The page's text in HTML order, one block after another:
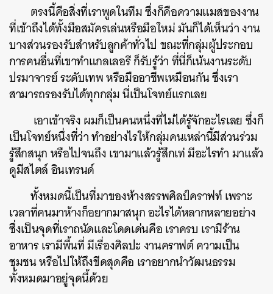
ตรงนี้คือสิ่งที่เราพูดในทีม ซึ่งก็คือความแมสของงาน
ที่เข้าถึงได้ทั้งมือสมัครเล่นหรือมือใหม่ มันก็ได้เห็นว่า งาน
บางส่วนรองรับสำหรับลูกค้าทั่วไป ขณะที่กลุ่มผู้ประกอบ
การคนอื่นที่เขาทำแกลเลอรี ก็รับรู้ว่า ที่นี่ก็เน้นงานระดับ
ปรมาจารย์ ระดับเทพ หรือมืออาชีพเหมือนกัน ซึ่งเรา
สามารถรองรับได้ทุกกลุ่ม นี่เป็นโจทย์แรกเลย
เอาเข้าจริง ผมก็เป็นคนหนึ่งที่ไม่ได้รู้จักอะไรเลย ซึ่งก็
เป็นโจทย์หนึ่งที่ว่า ทำอย่างไรให้กลุ่มคนเหล่านี้มีส่วนร่วม
รู้สึกสนุก หรือไปจนถึง เขามาแล้วรู้สึกเท่ มีอะไรทำ มาแล้ว
ดูมีสไตล์ อินเทรนด์
ทั้งหมดนี้เป็นที่มาของห้างสรรพศิลป์คราฟท์ เพราะ
เวลาที่คนมาห้างก็อยากมาสนุก อะไรได้หลากหลายอย่าง
ซึ่งเป็นจุดที่เราถนัดและโดดเด่นคือ เราครบ เรามีร้าน
อาหาร เรามีพื้นที่ มีเรื่องศิลปะ งานคราฟต์ ความเป็น
ชุมชน หรือไปให้ถึงขีดสุดคือ เราอยากนำวัฒนธรรม
ทั้งหมดมาอยู่จุดนี้ด้วย